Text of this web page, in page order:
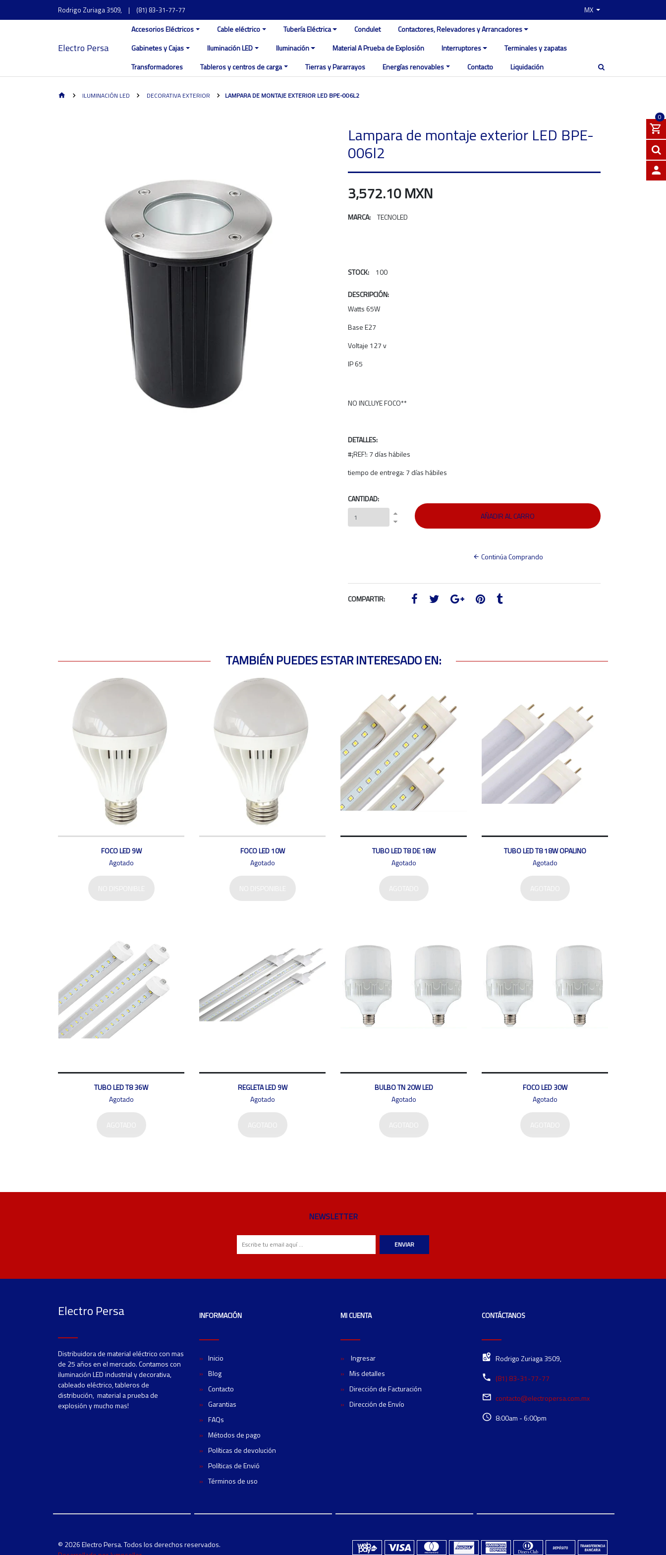
Rodrigo Zuriaga 3509, | (81) 83-31-77-77 MX
Electro Persa
Accesorios Eléctricos Cable eléctrico Tubería Eléctrica Condulet
Contactores, Relevadores y Arrancadores
Gabinetes y Cajas
Iluminación LED Iluminación Material A Prueba de Explosión Interruptores
Terminales y zapatas
Transformadores
Tableros y centros de carga Tierras y Pararrayos Energías renovables Contacto Liquidación
0
ILUMINACIÓN LED DECORATIVA EXTERIOR LAMPARA DE MONTAJE EXTERIOR LED BPE-006L2
Lampara de montaje exterior LED BPE-
006l2
3,572.10 MXN
MARCA: TECNOLED
STOCK: 100
DESCRIPCIÓN:
Watts 65W
Base E27
Voltaje 127 v
IP 65
NO INCLUYE FOCO**
DETALLES:
#¡REF!: 7 días hábiles
tiempo de entrega: 7 días hábiles
CANTIDAD:
Continúa Comprando
COMPARTIR:
TAMBIÉN PUEDES ESTAR INTERESADO EN:
FOCO LED 9W
Agotado
FOCO LED 10W
Agotado
TUBO LED T8 DE 18W
Agotado
TUBO LED T8 18W OPALINO
Agotado
TUBO LED T8 36W
Agotado
REGLETA LED 9W
Agotado
BULBO TN 20W LED
Agotado
FOCO LED 30W
Agotado
NEWSLETTER
ENVIAR
Electro Persa
Distribuidora de material eléctrico con mas
de 25 años en el mercado. Contamos con
iluminación LED industrial y decorativa,
cableado eléctrico, tableros de
distribución, material a prueba de
explosión y mucho mas!
INFORMACIÓN
Inicio
Blog
Contacto
Garantias
FAQs
Métodos de pago
Políticas de devolución
Políticas de Envió
Términos de uso
MI CUENTA
Ingresar
Mis detalles
Dirección de Facturación
Dirección de Envío
CONTÁCTANOS
Rodrigo Zuriaga 3509,
(81) 83-31-77-77
contacto@electropersa.com.mx
8:00am - 6:00pm
© 2026 Electro Persa. Todos los derechos reservados.